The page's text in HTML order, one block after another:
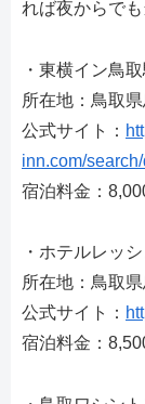
れば夜からで
・東横イン鳥
所在地：鳥取
公式サイト：
inn.com/
宿泊料金：
・ホテルレッ
所在地：鳥取
公式サイト：
宿泊料金：